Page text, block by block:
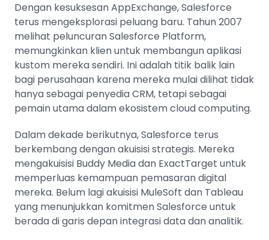
Dengan kesuksesan AppExchange, Salesforce
terus mengeksplorasi peluang baru. Tahun 2007
melihat peluncuran Salesforce Platform,
memungkinkan klien untuk membangun aplikasi
kustom mereka sendiri. Ini adalah titik balik lain
bagi perusahaan karena mereka mulai dilihat tidak
hanya sebagai penyedia CRM, tetapi sebagai
pemain utama dalam ekosistem cloud computing.
Dalam dekade berikutnya, Salesforce terus
berkembang dengan akuisisi strategis. Mereka
mengakuisisi Buddy Media dan ExactTarget untuk
memperluas kemampuan pemasaran digital
mereka. Belum lagi akuisisi MuleSoft dan Tableau
yang menunjukkan komitmen Salesforce untuk
berada di garis depan integrasi data dan analitik.